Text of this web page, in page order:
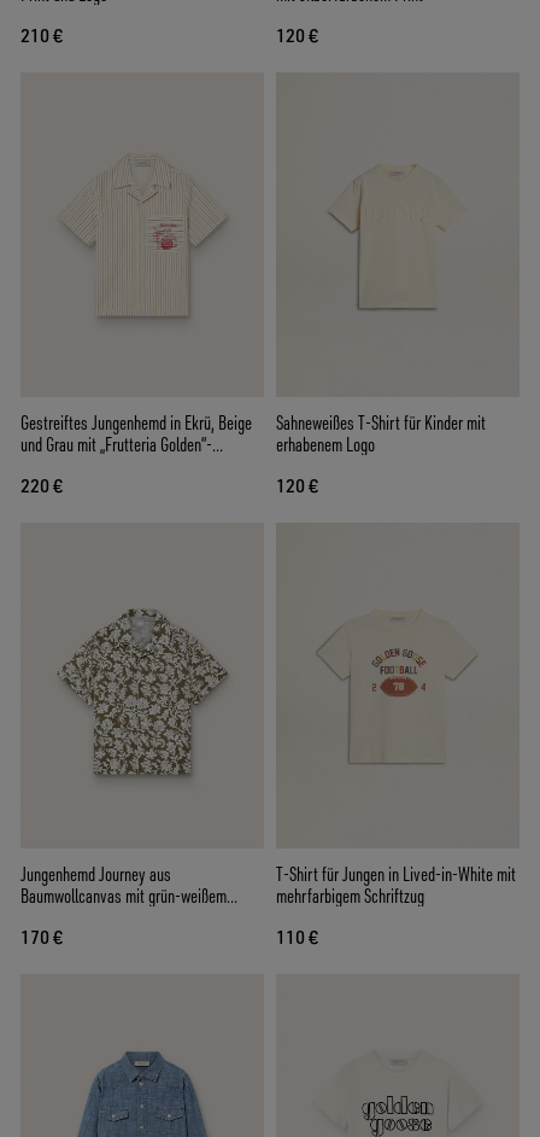
210 € 120 €
Gestreiftes Jungenhemd in Ekrü, Beige
und Grau mit „Frutteria Golden“-
220 €
Sahneweißes T-Shirt für Kinder mit
erhabenem Logo
120 €
Jungenhemd Journey aus
Baumwollcanvas mit grün-weißem
170 €
T-Shirt für Jungen in Lived-in-White mit
mehrfarbigem Schriftzug
110 €